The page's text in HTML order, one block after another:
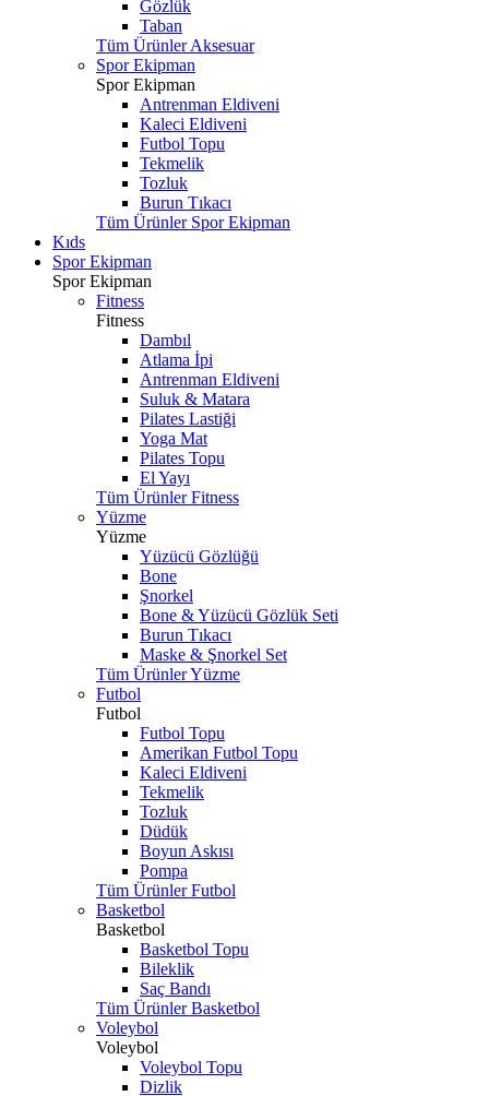
Gözlük
Taban
Tüm Ürünler Aksesuar
Spor Ekipman
Spor Ekipman
Antrenman Eldiveni
Kaleci Eldiveni
Futbol Topu
Tekmelik
Tozluk
Burun Tıkacı
Tüm Ürünler Spor Ekipman
Kıds
Spor Ekipman
Spor Ekipman
Fitness
Fitness
Dambıl
Atlama İpi
Antrenman Eldiveni
Suluk & Matara
Pilates Lastiği
Yoga Mat
Pilates Topu
El Yayı
Tüm Ürünler Fitness
Yüzme
Yüzme
Yüzücü Gözlüğü
Bone
Şnorkel
Bone & Yüzücü Gözlük Seti
Burun Tıkacı
Maske & Şnorkel Set
Tüm Ürünler Yüzme
Futbol
Futbol
Futbol Topu
Amerikan Futbol Topu
Kaleci Eldiveni
Tekmelik
Tozluk
Düdük
Boyun Askısı
Pompa
Tüm Ürünler Futbol
Basketbol
Basketbol
Basketbol Topu
Bileklik
Saç Bandı
Tüm Ürünler Basketbol
Voleybol
Voleybol
Voleybol Topu
Dizlik